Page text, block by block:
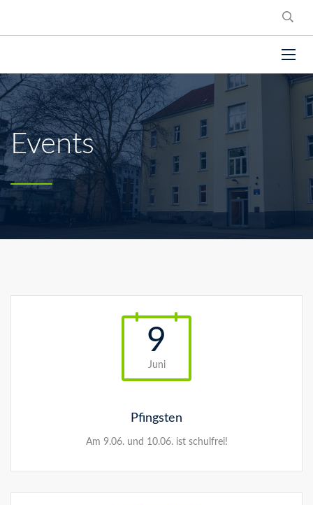
Events
9
Juni
Pfingsten
Am 9.06. und 10.06. ist schulfrei!